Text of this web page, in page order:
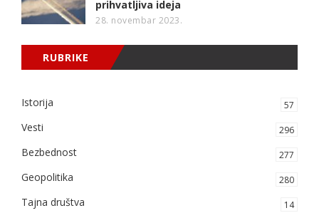
prihvatljiva ideja
28. novembar 2023.
RUBRIKE
Istorija 57
Vesti 296
Bezbednost 277
Geopolitika 280
Tajna društva 14